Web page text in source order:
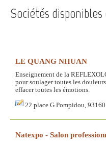
Sociétés
LE QUANG NHUAN
Enseignement de la
pour soulager toutes les
effacer toutes les émotions.
22 place G.Pompidou,
Natexpo - Salon